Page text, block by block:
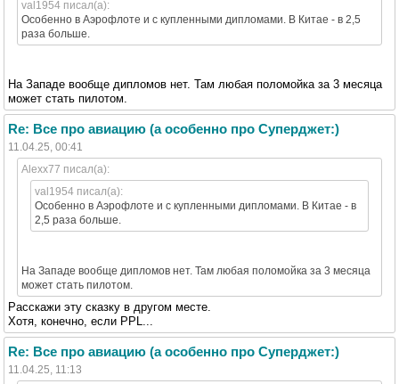
val1954 писал(а):
Особенно в Аэрофлоте и с купленными дипломами. В Китае - в 2,5
раза больше.
На Западе вообще дипломов нет. Там любая поломойка за 3 месяца
может стать пилотом.
Re: Все про авиацию (а особенно про Суперджет:)
11.04.25, 00:41
Alexx77 писал(а):
val1954 писал(а):
Особенно в Аэрофлоте и с купленными дипломами. В Китае - в
2,5 раза больше.
На Западе вообще дипломов нет. Там любая поломойка за 3 месяца
может стать пилотом.
Расскажи эту сказку в другом месте.
Хотя, конечно, если PPL...
Re: Все про авиацию (а особенно про Суперджет:)
11.04.25, 11:13